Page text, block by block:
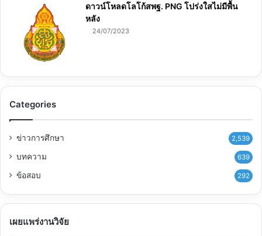
ดาวน์โหลดโลโก้สพฐ. PNG โปร่งใสไม่มีพื้น
หลัง
24/07/2023
Categories
ข่าวการศึกษา 2,539
บทความ 639
ข้อสอบ 292
เผยแพร่งานวิจัย